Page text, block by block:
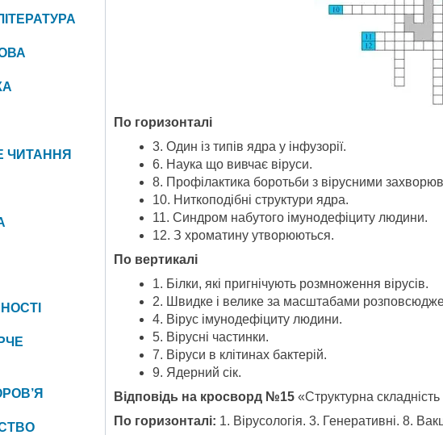
По горизонталі
3. Один із типів ядра у інфузорії.
6. Наука що вивчає віруси.
8. Профілактика боротьби з вірусними
10. Ниткоподібні структури ядра.
11. Синдром набутого імунодефіциту людини.
12. З хроматину утворюються.
По вертикалі
1. Білки, які пригнічують розмноження вірусів.
2. Швидке і велике за масштабами
4. Вірус імунодефіциту людини.
5. Вірусні частинки.
7. Віруси в клітинах бактерій.
9. Ядерний сік.
Відповідь на кросворд №15«Структурна складність
По горизонталі: 1. Вірусологія. 3. Генеративні. 8.
ЧИТАННЯ